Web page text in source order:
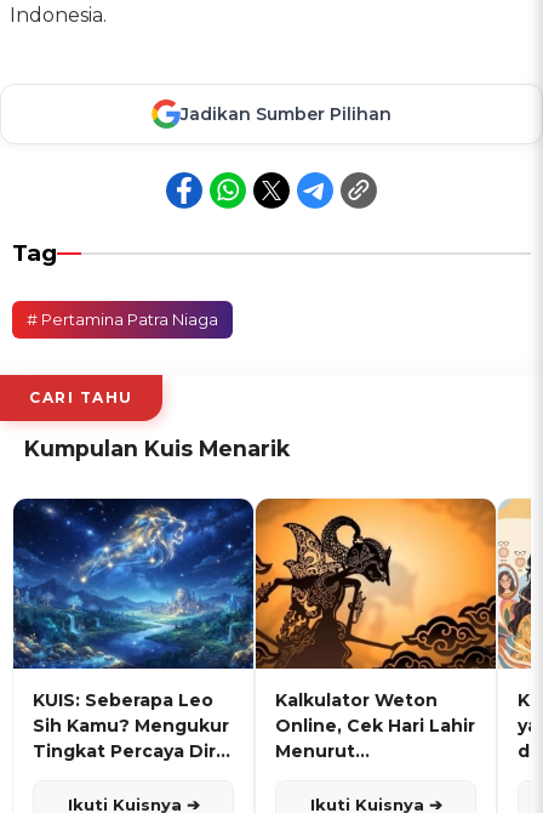
Indonesia.
Jadikan Sumber Pilihan
Tag
# Pertamina Patra Niaga
CARI TAHU
Kumpulan Kuis Menarik
KUIS: Seberapa Leo
Sih Kamu? Mengukur
Tingkat Percaya Diri
Ikuti Kuisnya ➔
Kalkulator Weton
Online, Cek Hari Lahir
Menurut
Ikuti Kuisnya ➔